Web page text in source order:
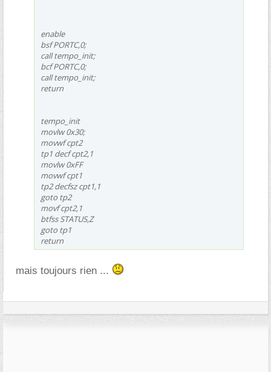
enable
bsf PORTC,0;
call tempo_init;
bcf PORTC,0;
call tempo_init;
return
tempo_init
movlw 0x30;
movwf cpt2
tp1 decf cpt2,1
movlw 0xFF
movwf cpt1
tp2 decfsz cpt1,1
goto tp2
movf cpt2,1
btfss STATUS,Z
goto tp1
return
mais toujours rien ...